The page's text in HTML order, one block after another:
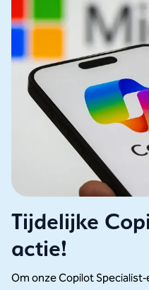
Tijdelijke
actie!
Om onze Copilot